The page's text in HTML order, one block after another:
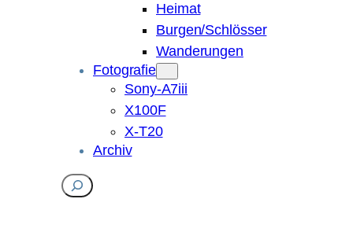
Heimat
Burgen/Schlösser
Wanderungen
Fotografie
Sony-A7iii
X100F
X-T20
Archiv
Suchen